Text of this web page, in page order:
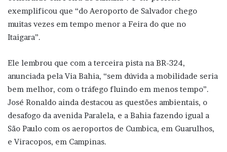
exemplificou que “do Aeroporto de Salvador chego
muitas vezes em tempo menor a Feira do que no
Itaigara”.
Ele lembrou que com a terceira pista na BR-324,
anunciada pela Via Bahia, “sem dúvida a mobilidade seria
bem melhor, com o tráfego fluindo em menos tempo”.
José Ronaldo ainda destacou as questões ambientais, o
desafogo da avenida Paralela, e a Bahia fazendo igual a
São Paulo com os aeroportos de Cumbica, em Guarulhos,
e Viracopos, em Campinas.